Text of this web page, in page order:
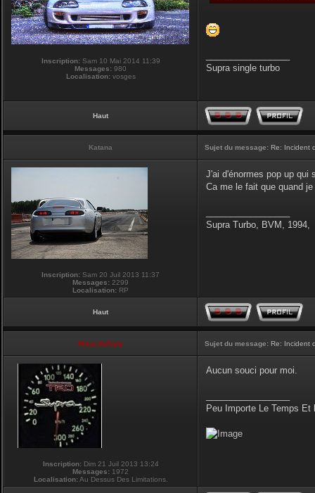
Inscription:Sam 10 Mai 2014 11:39
Messages: 980
Localisation:vosges
Supra single turbo
Haut
Katana Sujet du message: Re: Incident
Inscription: Sam 20 Juil 2013 11:37
Messages: 2299
Localisation: RP
J'ai d'énormes pop up qui
Ca me le fait que quand
Supra Turbo, BVM, 1994,
Haut
NikoLifeStyle Sujet du message: Re: Incident
Inscription:Dim 21 Juil 2013 13:24
Messages: 1972
Localisation:Au Dessus Des Limitations.
Aucun souci pour moi.
Peu Importe Le Temps Et